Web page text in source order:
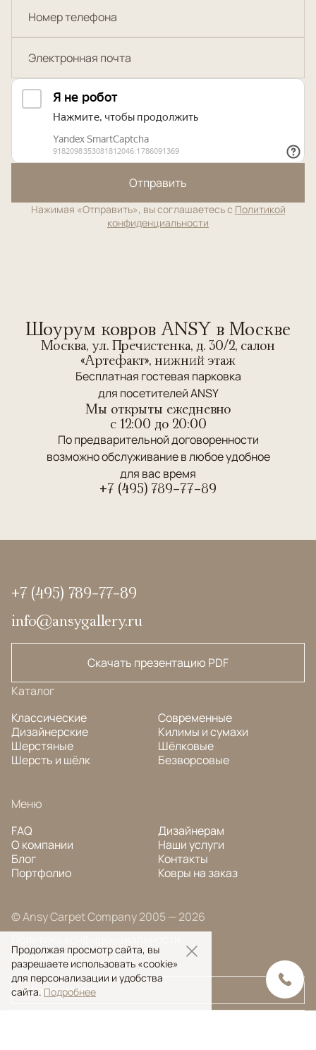
Отправить
Нажимая «Отправить», вы соглашаетесь с Политикой
конфиденциальности
Шоурум ковров ANSY в Москве
Москва, ул. Пречистенка, д. 30/2, салон
«Артефакт», нижний этаж
Бесплатная гостевая парковка
для посетителей ANSY
Мы открыты ежедневно
c 12:00 до 20:00
По предварительной договоренности
возможно обслуживание в любое удобное
для вас время
+7 (495) 789-77-89
+7 (495) 789-77-89
info@ansygallery.ru
Скачать презентацию PDF
Каталог
Классические
Дизайнерские
Шерстяные
Шерсть и шёлк
Современные
Килимы и сумахи
Шёлковые
Безворсовые
Меню
FAQ
О компании
Блог
Портфолио
Дизайнерам
Наши услуги
Контакты
Ковры на заказ
© Ansy Carpet Company 2005 — 2026
Поиск ковра
Продолжая просмотр сайта, вы
разрешаете использовать «cookie»
для персонализации и удобства
сайта. Подробнее